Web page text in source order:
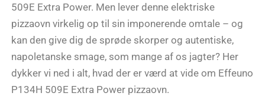
509E Extra Power. Men lever denne elektriske
pizzaovn virkelig op til sin imponerende omtale – og
kan den give dig de sprøde skorper og autentiske,
napoletanske smage, som mange af os jagter? Her
dykker vi ned i alt, hvad der er værd at vide om Effeuno
P134H 509E Extra Power pizzaovn.